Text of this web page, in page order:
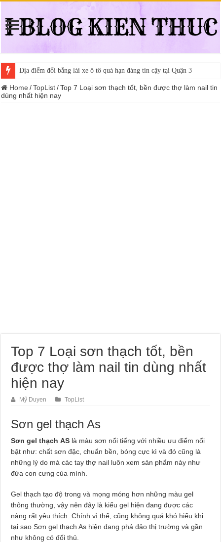
Địa điểm đổi bằng lái xe ô tô quá hạn đáng tin cậy tại Quận 3
Home / TopList / Top 7 Loại sơn thạch tốt, bền được thợ làm nail tin
dùng nhất hiện nay
Top 7 Loại sơn thạch tốt, bền
được thợ làm nail tin dùng nhất
hiện nay
Mỹ Duyen TopList
Sơn gel thạch As
Sơn gel thạch AS là màu sơn nổi tiếng với nhiều ưu điểm nổi
bật như: chất sơn đặc, chuẩn bền, bóng cực kì và đó cũng là
những lý do mà các tay thợ nail luôn xem sản phẩm này như
đứa con cưng của mình.
Gel thạch tạo độ trong và mọng móng hơn những màu gel
thông thường, vậy nên đây là kiểu gel hiện đang được các
nàng rất yêu thích. Chính vì thế, cũng không quá khó hiểu khi
tại sao Sơn gel thạch As hiện đang phá đảo thị trường và gần
như không có đối thủ.